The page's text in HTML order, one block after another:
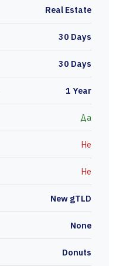
Real Estate
30 Days
30 Days
1 Year
Да
Не
Не
New gTLD
None
Donuts